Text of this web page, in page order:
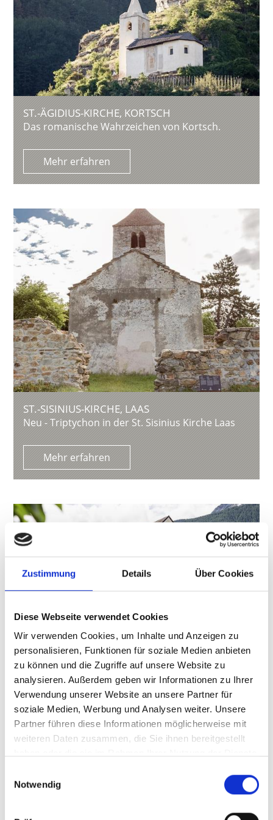
Zustimmung Details Über Cookies
Diese Webseite verwendet Cookies
Wir verwenden Cookies, um Inhalte und Anzeigen zu
personalisieren, Funktionen für soziale Medien anbieten
zu können und die Zugriffe auf unsere Website zu
analysieren. Außerdem geben wir Informationen zu Ihrer
Verwendung unserer Website an unsere Partner für
soziale Medien, Werbung und Analysen weiter. Unsere
Partner führen diese Informationen möglicherweise mit
weiteren Daten zusammen, die Sie ihnen bereitgestellt
Notwendig
ST.-ÄGIDIUS-KIRCHE, KORTSCH
Das romanische Wahrzeichen von Kortsch.
Mehr erfahren
ST.-SISINIUS-KIRCHE, LAAS
Neu - Triptychon in der St. Sisinius Kirche Laas
Mehr erfahren
PFARRKIRCHE ST. JOHANNES, LAAS
Die Marmorkirche von Laas.
Mehr erfahren